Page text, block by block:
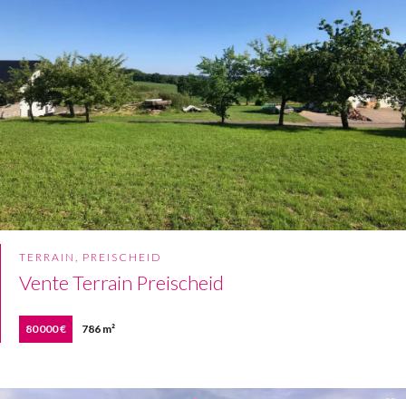
TERRAIN, PREISCHEID
Vente Terrain Preischeid
80 000 € 786 m²